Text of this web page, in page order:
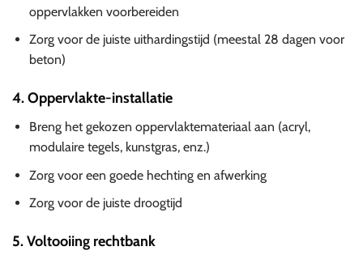
oppervlakken voorbereiden
Zorg voor de juiste uithardingstijd (meestal 28 dagen voor
beton)
4. Oppervlakte-installatie
Breng het gekozen oppervlaktemateriaal aan (acryl,
modulaire tegels, kunstgras, enz.)
Zorg voor een goede hechting en afwerking
Zorg voor de juiste droogtijd
5. Voltooiing rechtbank